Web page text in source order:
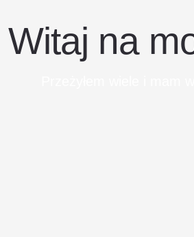
Witaj na